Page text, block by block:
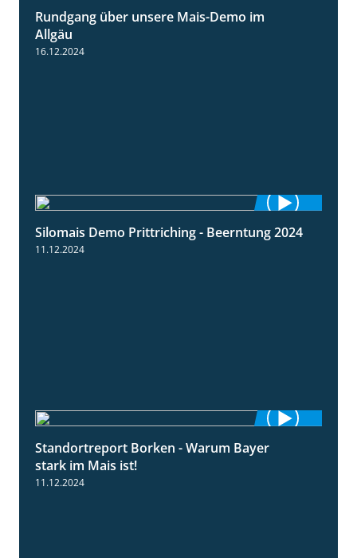
Rundgang über unsere Mais-Demo im
Allgäu
16.12.2024
12:28
Silomais Demo Prittriching - Beerntung 2024
11.12.2024
Standortreport Borken - Warum Bayer
stark im Mais ist!
11.12.2024